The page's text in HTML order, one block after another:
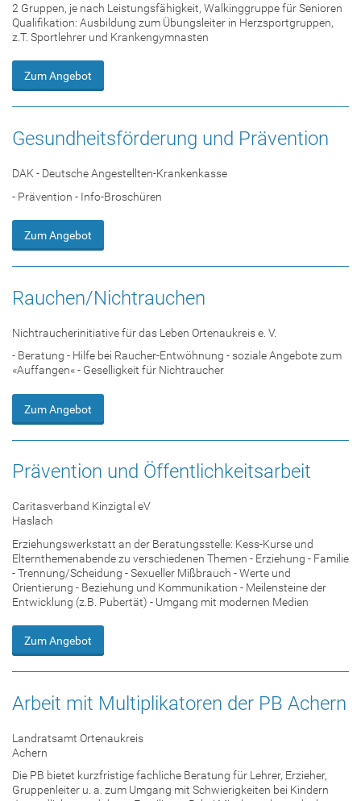
2 Gruppen, je nach Leistungsfähigkeit, Walkinggruppe für Senioren
Qualifikation: Ausbildung zum Übungsleiter in Herzsportgruppen,
z.T. Sportlehrer und Krankengymnasten
Zum Angebot
Gesundheitsförderung und Prävention
DAK - Deutsche Angestellten-Krankenkasse
- Prävention - Info-Broschüren
Zum Angebot
Rauchen/Nichtrauchen
Nichtraucherinitiative für das Leben Ortenaukreis e. V.
- Beratung - Hilfe bei Raucher-Entwöhnung - soziale Angebote zum
«Auffangen« - Geselligkeit für Nichtraucher
Zum Angebot
Prävention und Öffentlichkeitsarbeit
Caritasverband Kinzigtal eV
Haslach
Erziehungswerkstatt an der Beratungsstelle: Kess-Kurse und
Elternthemenabende zu verschiedenen Themen - Erziehung - Familie
- Trennung/Scheidung - Sexueller Mißbrauch - Werte und
Orientierung - Beziehung und Kommunikation - Meilensteine der
Entwicklung (z.B. Pubertät) - Umgang mit modernen Medien
Zum Angebot
Arbeit mit Multiplikatoren der PB Achern
Landratsamt Ortenaukreis
Achern
Die PB bietet kurzfristige fachliche Beratung für Lehrer, Erzieher,
Gruppenleiter u. a. zum Umgang mit Schwierigkeiten bei Kindern